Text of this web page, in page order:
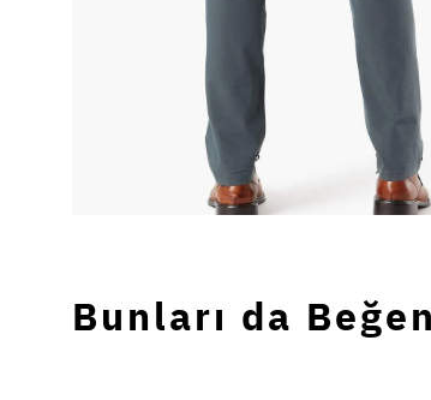
Bunları da